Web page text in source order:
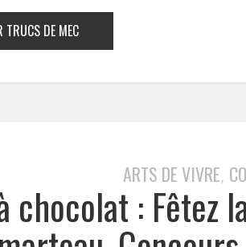
TRUCS DE MEC
ARTS DE VIVRE,
chocolat : Fêtez